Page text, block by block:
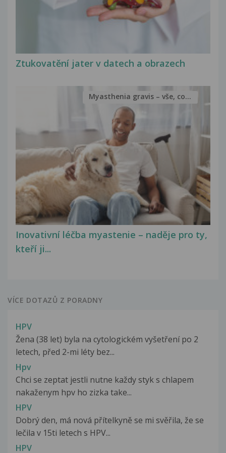
Ztukovatění jater v datech a obrazech
Inovativní léčba myastenie – naděje pro ty,
kteří ji...
Myasthenia gravis – vše, co...
VÍCE DOTAZŮ Z PORADNY
HPV
Žena (38 let) byla na cytologickém vyšetření po 2
letech, před 2-mi léty bez...
Hpv
Chci se zeptat jestli nutne každy styk s chlapem
nakaženym hpv ho zizka take...
HPV
Dobrý den, má nová přítelkyně se mi svěřila, že se
lečila v 15ti letech s HPV...
HPV